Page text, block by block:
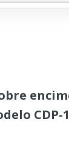
CDP-1